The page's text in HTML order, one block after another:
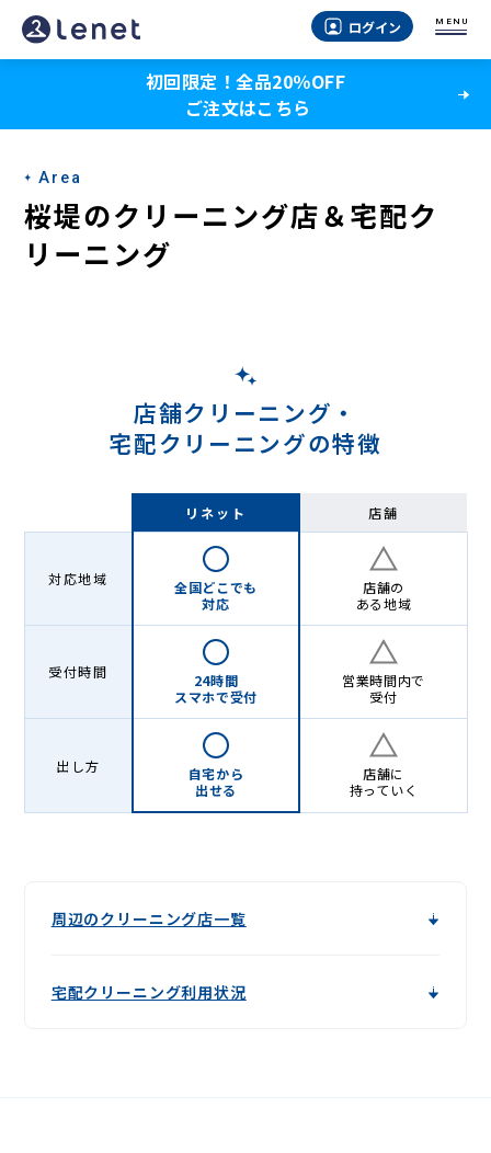
桜
堤
宅
配
ク
Lenet〈リ
ネ
ログイン MENU
初回限定！全品20％OFF
ご注文はこちら
Area
桜堤のクリーニング店＆宅配ク
リーニング
店舗クリーニング・
宅配クリーニングの特徴
リネット 店舗
対応地域
全国どこでも
対応
店舗の
ある地域
受付時間
24時間
スマホで受付
営業時間内で
受付
出し方
自宅から
出せる
店舗に
持っていく
周辺のクリーニング店一覧
宅配クリーニング利用状況